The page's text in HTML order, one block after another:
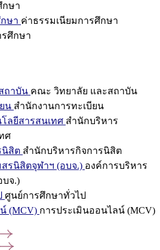
ษา
ษา ค่าธรรมเนียมการศึกษา
ศึกษา
ถาบัน คณะ วิทยาลัย และสถาบัน
น สำนักงานการทะเบียน
ลยีสารสนเทศ สำนักบริหาร
ศ
นิสิต สำนักบริหารกิจการนิสิต
รนิสิตจุฬาฯ (อบจ.) องค์การบริหาร
บจ.)
ศูนย์การศึกษาทั่วไป
(MCV) การประเมินออนไลน์ (MCV)